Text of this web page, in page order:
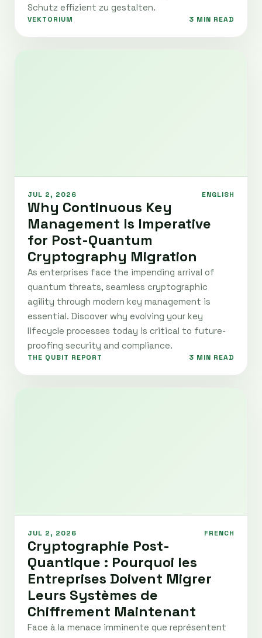
Schutz effizient zu gestalten.
VEKTORIUM 3 MIN READ
JUL 2, 2026 ENGLISH
Why Continuous Key
Management Is Imperative
for Post-Quantum
Cryptography Migration
As enterprises face the impending arrival of
quantum threats, seamless cryptographic
agility through modern key management is
essential. Discover why evolving your key
lifecycle processes today is critical to future-
proofing security and compliance.
THE QUBIT REPORT 3 MIN READ
JUL 2, 2026 FRENCH
Cryptographie Post-
Quantique : Pourquoi les
Entreprises Doivent Migrer
Leurs Systèmes de
Chiffrement Maintenant
Face à la menace imminente que représentent